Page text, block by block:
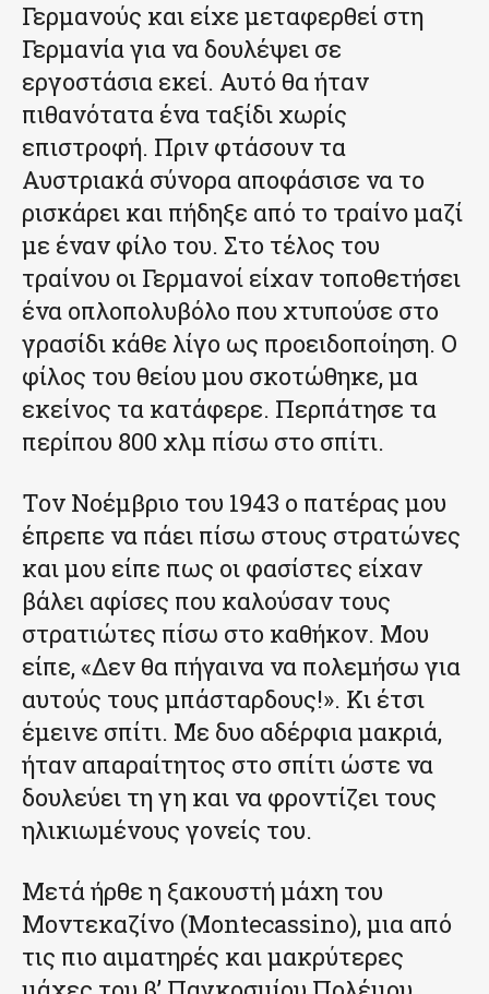
Γερμανούς και είχε μεταφερθεί στη
Γερμανία για να δουλέψει σε
εργοστάσια εκεί. Αυτό θα ήταν
πιθανότατα ένα ταξίδι χωρίς
επιστροφή. Πριν φτάσουν τα
Αυστριακά σύνορα αποφάσισε να το
ρισκάρει και πήδηξε από το τραίνο μαζί
με έναν φίλο του. Στο τέλος του
τραίνου οι Γερμανοί είχαν τοποθετήσει
ένα οπλοπολυβόλο που χτυπούσε στο
γρασίδι κάθε λίγο ως προειδοποίηση. Ο
φίλος του θείου μου σκοτώθηκε, μα
εκείνος τα κατάφερε. Περπάτησε τα
περίπου 800 χλμ πίσω στο σπίτι.
Τον Νοέμβριο του 1943 ο πατέρας μου
έπρεπε να πάει πίσω στους στρατώνες
και μου είπε πως οι φασίστες είχαν
βάλει αφίσες που καλούσαν τους
στρατιώτες πίσω στο καθήκον. Μου
είπε, «Δεν θα πήγαινα να πολεμήσω για
αυτούς τους μπάσταρδους!». Κι έτσι
έμεινε σπίτι. Με δυο αδέρφια μακριά,
ήταν απαραίτητος στο σπίτι ώστε να
δουλεύει τη γη και να φροντίζει τους
ηλικιωμένους γονείς του.
Μετά ήρθε η ξακουστή μάχη του
Μοντεκαζίνο (Montecassino), μια από
τις πιο αιματηρές και μακρύτερες